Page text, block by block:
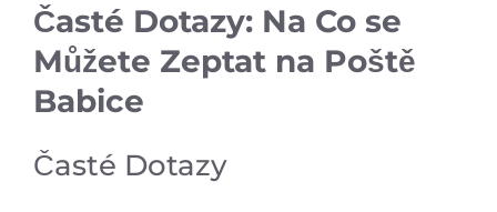
Časté Dotazy: Na Co se
Můžete Zeptat na Poště
Babice
Časté Dotazy